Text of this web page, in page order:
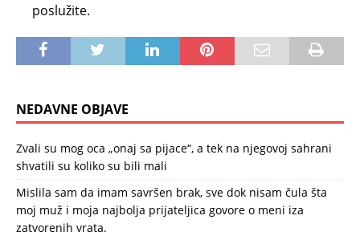
poslužite.
NEDAVNE OBJAVE
Zvali su mog oca „onaj sa pijace“, a tek na njegovoj sahrani
shvatili su koliko su bili mali
Mislila sam da imam savršen brak, sve dok nisam čula šta
moj muž i moja najbolja prijateljica govore o meni iza
zatvorenih vrata.